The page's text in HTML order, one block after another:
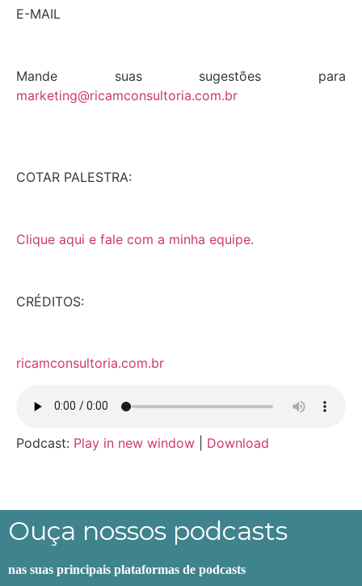
E-MAIL
Mande suas sugestões para
marketing@ricamconsultoria.com.br
COTAR PALESTRA:
Clique aqui e fale com a minha equipe.
CRÉDITOS:
ricamconsultoria.com.br
Podcast: Play in new window Download
Ouça nossos podcasts
nas suas principais plataformas de podcasts